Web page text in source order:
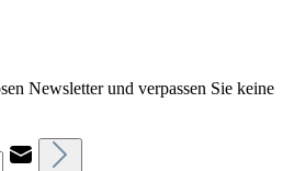
Newsletter und verpassen Sie keine